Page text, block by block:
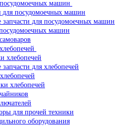
машин
для посудомоечных машин
запчасти для посудомоечных машин
машин
хлебопечей
для хлебопечей
хлебопечей
для прочей техники
оборудования